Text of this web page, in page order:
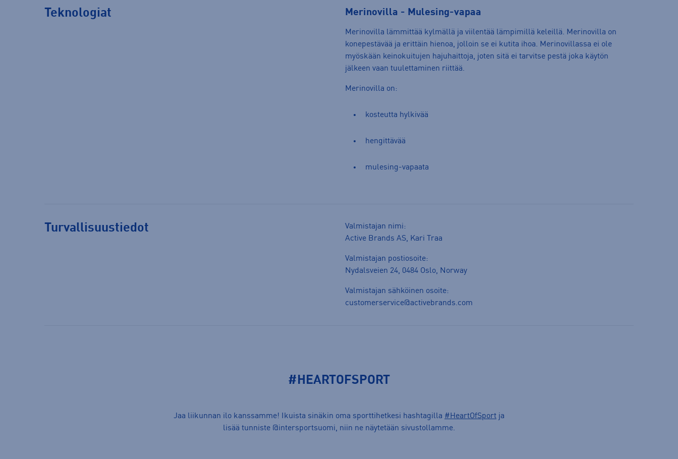
Teknologiat Merinovilla - Mulesing-vapaa
Merinovilla lämmittää kylmällä ja viilentää lämpimillä keleillä. Merinovilla on
konepestävää ja erittäin hienoa, jolloin se ei kutita ihoa. Merinovillassa ei ole
myöskään keinokuitujen hajuhaittoja, joten sitä ei tarvitse pestä joka käytön
jälkeen vaan tuulettaminen riittää.
Merinovilla on:
kosteutta hylkivää
hengittävää
mulesing-vapaata
Turvallisuustiedot
Valmistajan nimi:
Active Brands AS, Kari Traa
Valmistajan postiosoite:
Nydalsveien 24, 0484 Oslo, Norway
Valmistajan sähköinen osoite:
customerservice@activebrands.com
#HEARTOFSPORT
Jaa liikunnan ilo kanssamme! Ikuista sinäkin oma sporttihetkesi hashtagilla #HeartOfSport ja
lisää tunniste @intersportsuomi, niin ne näytetään sivustollamme.